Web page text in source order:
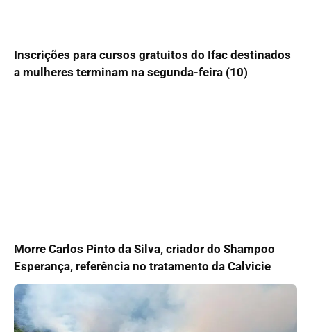
Inscrições para cursos gratuitos do Ifac destinados
a mulheres terminam na segunda-feira (10)
Morre Carlos Pinto da Silva, criador do Shampoo
Esperança, referência no tratamento da Calvicie